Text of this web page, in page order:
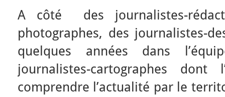
A côté des journalistes-
photographes, des journalistes-
quelques années dans
journalistes-cartographes
comprendre l’actualité par le